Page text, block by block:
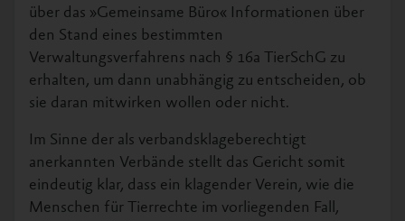
über das »Gemeinsame Büro« Informationen über
den Stand eines bestimmten
Verwaltungsverfahrens nach § 16a TierSchG zu
erhalten, um dann unabhängig zu entscheiden, ob
sie daran mitwirken wollen oder nicht.
Im Sinne der als verbandsklageberechtigt
anerkannten Verbände stellt das Gericht somit
eindeutig klar, dass ein klagender Verein, wie die
Menschen für Tierrechte im vorliegenden Fall,